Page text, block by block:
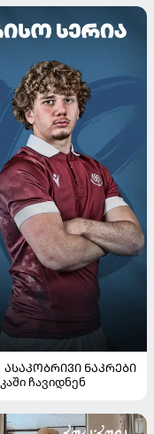
ᲐᲡᲐᲙᲝᲑᲠᲘᲕᲘ ᲜᲐᲙᲠᲔᲑᲘ
ჩავიდნენ